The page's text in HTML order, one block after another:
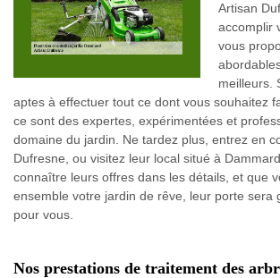
Artisan
accomplir
vous
meilleurs.
aptes à effectuer tout ce dont vous souhaitez
ce sont des expertes, expérimentées et
domaine du jardin. Ne tardez plus, entrez en
Dufresne, ou visitez leur local situé à
connaître leurs offres dans les détails, et que
ensemble votre jardin de rêve, leur porte sera
pour vous.
Nos prestations de traitement des